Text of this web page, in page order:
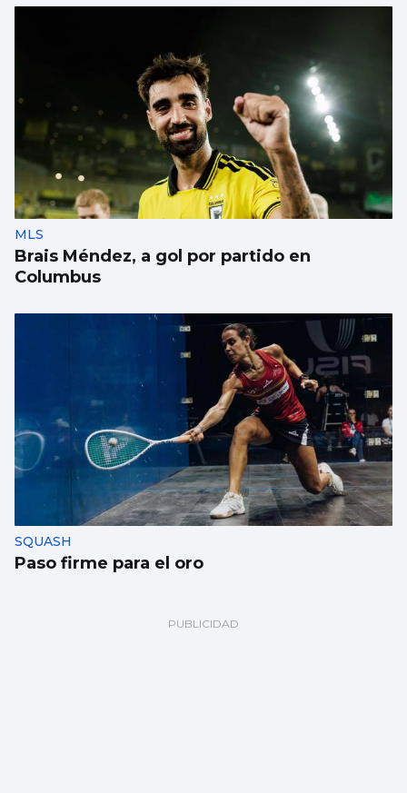
MLS
Brais Méndez, a gol por partido en
Columbus
SQUASH
Paso firme para el oro